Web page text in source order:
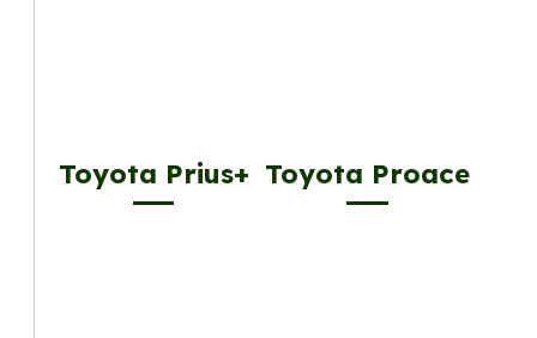
Toyota Prius+ Toyota Proace